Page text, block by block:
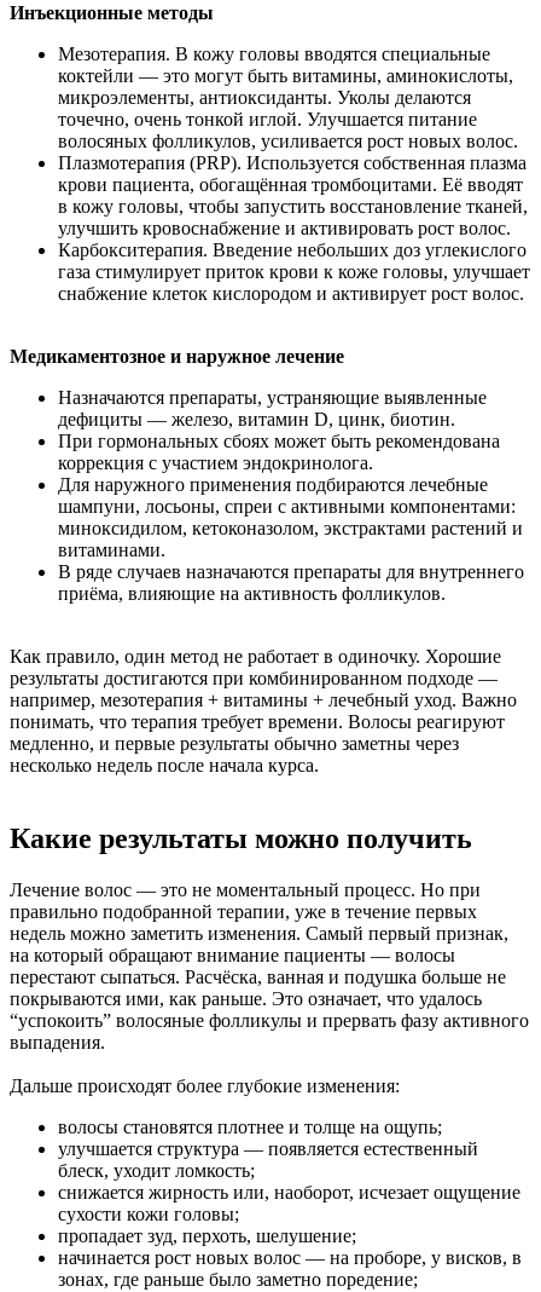
Инъекционные методы
Мезотерапия. В кожу головы вводятся специальные
коктейли — это могут быть витамины, аминокислоты,
микроэлементы, антиоксиданты. Уколы делаются
точечно, очень тонкой иглой. Улучшается питание
волосяных фолликулов, усиливается рост новых волос.
Плазмотерапия (PRP). Используется собственная плазма
крови пациента, обогащённая тромбоцитами. Её вводят
в кожу головы, чтобы запустить восстановление тканей,
улучшить кровоснабжение и активировать рост волос.
Карбокситерапия. Введение небольших доз углекислого
газа стимулирует приток крови к коже головы, улучшает
снабжение клеток кислородом и активирует рост волос.
Медикаментозное и наружное лечение
Назначаются препараты, устраняющие выявленные
дефициты — железо, витамин D, цинк, биотин.
При гормональных сбоях может быть рекомендована
коррекция с участием эндокринолога.
Для наружного применения подбираются лечебные
шампуни, лосьоны, спреи с активными компонентами:
миноксидилом, кетоконазолом, экстрактами растений и
витаминами.
В ряде случаев назначаются препараты для внутреннего
приёма, влияющие на активность фолликулов.
Как правило, один метод не работает в одиночку. Хорошие
результаты достигаются при комбинированном подходе —
например, мезотерапия + витамины + лечебный уход. Важно
понимать, что терапия требует времени. Волосы реагируют
медленно, и первые результаты обычно заметны через
несколько недель после начала курса.
Какие результаты можно получить
Лечение волос — это не моментальный процесс. Но при
правильно подобранной терапии, уже в течение первых
недель можно заметить изменения. Самый первый признак,
на который обращают внимание пациенты — волосы
перестают сыпаться. Расчёска, ванная и подушка больше не
покрываются ими, как раньше. Это означает, что удалось
“успокоить” волосяные фолликулы и прервать фазу активного
выпадения.
Дальше происходят более глубокие изменения:
волосы становятся плотнее и толще на ощупь;
улучшается структура — появляется естественный
блеск, уходит ломкость;
снижается жирность или, наоборот, исчезает ощущение
сухости кожи головы;
пропадает зуд, перхоть, шелушение;
начинается рост новых волос — на проборе, у висков, в
зонах, где раньше было заметно поредение;